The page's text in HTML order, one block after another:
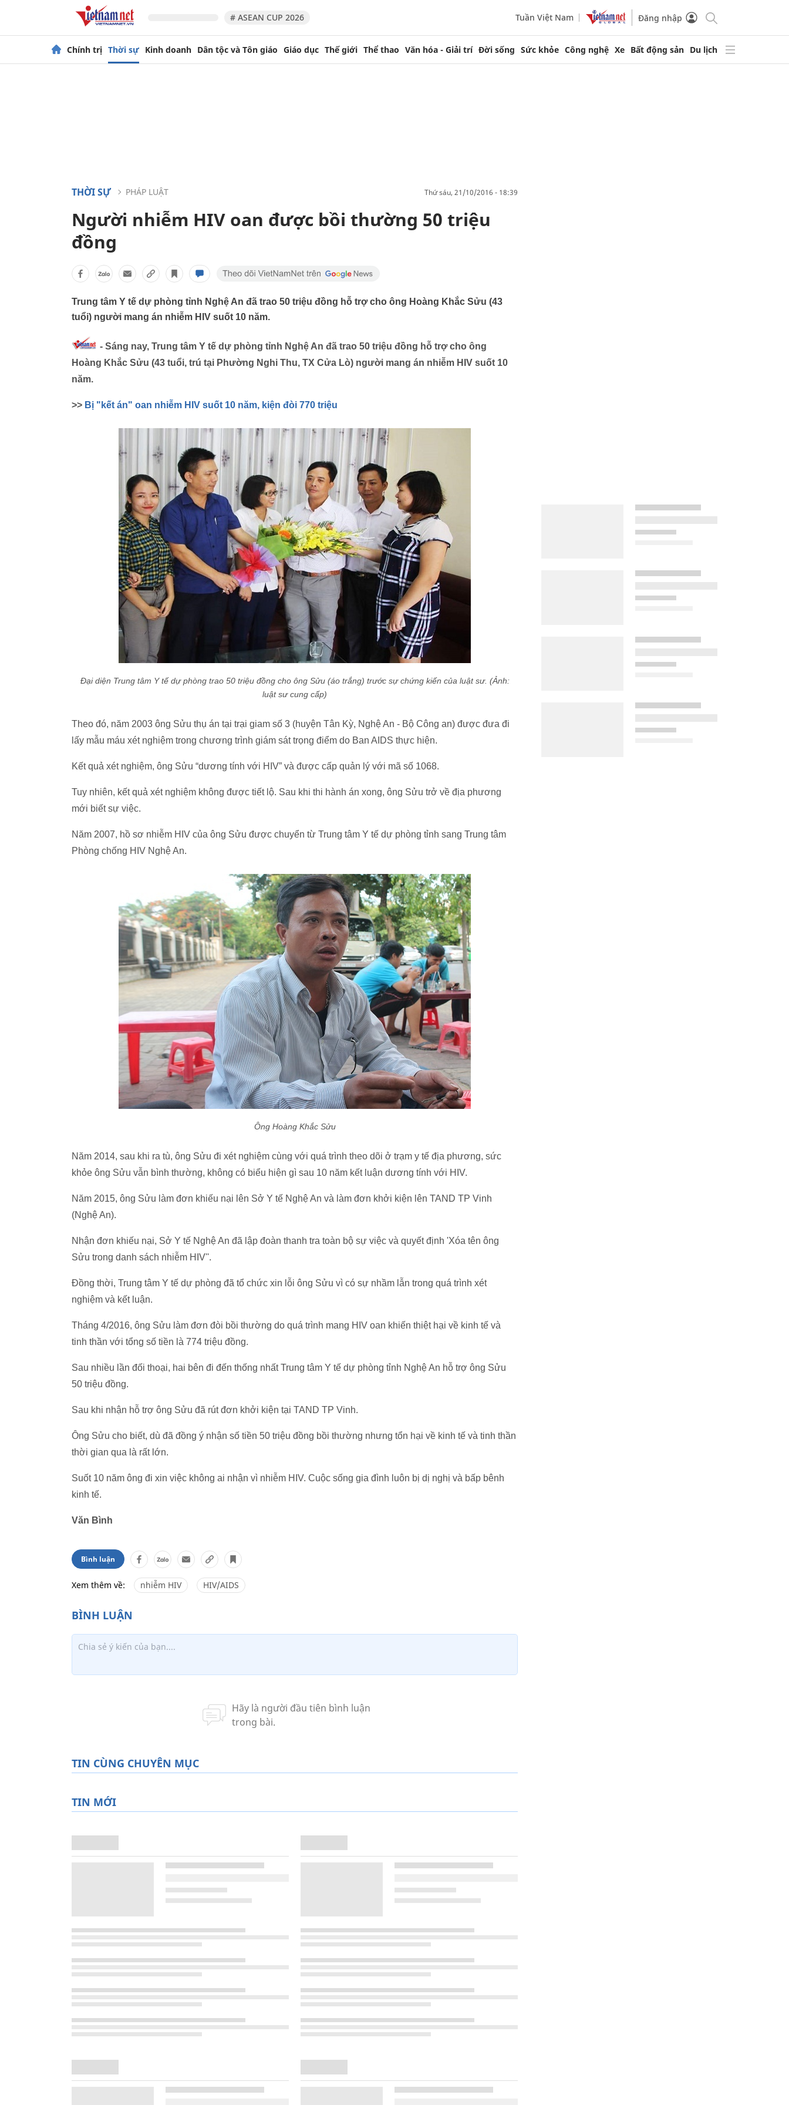
# ASEAN CUP 2026 Tuần Việt Nam Đăng nhập
Chính trị Thời sự Kinh doanh Dân tộc và Tôn giáo Giáo dục Thế giới Thể thao Văn hóa - Giải trí Đời sống Sức khỏe Công nghệ Xe Bất động sản Du lịch
THỜI SỰ PHÁP LUẬT thứ sáu, 21/10/2016 - 18:39
Người nhiễm HIV oan được bồi thường 50 triệu
đồng
Trung tâm Y tế dự phòng tỉnh Nghệ An đã trao 50 triệu đồng hỗ trợ cho ông Hoàng Khắc Sửu (43
tuổi) người mang án nhiễm HIV suốt 10 năm.
- Sáng nay, Trung tâm Y tế dự phòng tỉnh Nghệ An đã trao 50 triệu đồng hỗ trợ cho ông
Hoàng Khắc Sửu (43 tuổi, trú tại Phường Nghi Thu, TX Cửa Lò) người mang án nhiễm HIV suốt 10
năm.
>> Bị "kết án" oan nhiễm HIV suốt 10 năm, kiện đòi 770 triệu
Đại diện Trung tâm Y tế dự phòng trao 50 triệu đồng cho ông Sửu (áo trắng) trước sự chứng kiến của luật sư. (Ảnh:
luật sư cung cấp)
Theo đó, năm 2003 ông Sửu thụ án tại trại giam số 3 (huyện Tân Kỳ, Nghệ An - Bộ Công an) được đưa đi
lấy mẫu máu xét nghiệm trong chương trình giám sát trọng điểm do Ban AIDS thực hiện.
Kết quả xét nghiệm, ông Sửu “dương tính với HIV” và được cấp quản lý với mã số 1068.
Tuy nhiên, kết quả xét nghiệm không được tiết lộ. Sau khi thi hành án xong, ông Sửu trở về địa phương
mới biết sự việc.
Năm 2007, hồ sơ nhiễm HIV của ông Sửu được chuyển từ Trung tâm Y tế dự phòng tỉnh sang Trung tâm
Phòng chống HIV Nghệ An.
Ông Hoàng Khắc Sửu
Năm 2014, sau khi ra tù, ông Sửu đi xét nghiệm cùng với quá trình theo dõi ở trạm y tế địa phương, sức
khỏe ông Sửu vẫn bình thường, không có biểu hiện gì sau 10 năm kết luận dương tính với HIV.
Năm 2015, ông Sửu làm đơn khiếu nại lên Sở Y tế Nghệ An và làm đơn khởi kiện lên TAND TP Vinh
(Nghệ An).
Nhận đơn khiếu nại, Sở Y tế Nghệ An đã lập đoàn thanh tra toàn bộ sự việc và quyết định 'Xóa tên ông
Sửu trong danh sách nhiễm HIV''.
Đồng thời, Trung tâm Y tế dự phòng đã tổ chức xin lỗi ông Sửu vì có sự nhầm lẫn trong quá trình xét
nghiệm và kết luận.
Tháng 4/2016, ông Sửu làm đơn đòi bồi thường do quá trình mang HIV oan khiến thiệt hại về kinh tế và
tinh thần với tổng số tiền là 774 triệu đồng.
Sau nhiều lần đối thoại, hai bên đi đến thống nhất Trung tâm Y tế dự phòng tỉnh Nghệ An hỗ trợ ông Sửu
50 triệu đồng.
Sau khi nhận hỗ trợ ông Sửu đã rút đơn khởi kiện tại TAND TP Vinh.
Ông Sửu cho biết, dù đã đồng ý nhận số tiền 50 triệu đồng bồi thường nhưng tổn hại về kinh tế và tinh thần
thời gian qua là rất lớn.
Suốt 10 năm ông đi xin việc không ai nhận vì nhiễm HIV. Cuộc sống gia đình luôn bị dị nghị và bấp bênh
kinh tế.
Văn Bình
Bình luận
Xem thêm về: nhiễm HIV HIV/AIDS
TIN CÙNG CHUYÊN MỤC
TIN MỚI